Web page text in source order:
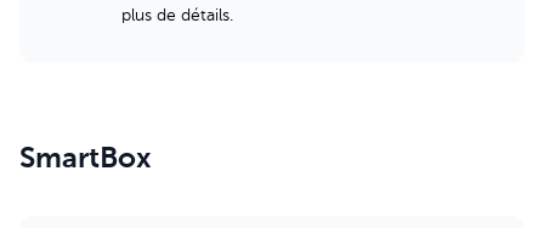
plus de détails.
SmartBox